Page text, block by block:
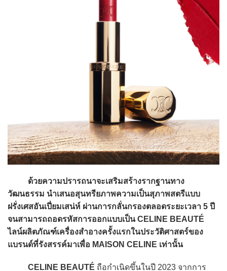
ด้วยความปรารถนาจะเสริมสร้างรากฐานทาง
วัฒนธรรม นำเสนอสุนทรียภาพความเป็นสุภาพสตรีแบบ
ฝรั่งเศสอันเปี่ยมเสน่ห์ ผ่านการกลั่นกรองตลอดระยะเวลา 5 ปี
จนสามารถถอดรหัสการออกแบบเป็น CELINE BEAUTÉ
ไลน์ผลิตภัณฑ์เครื่องสำอางครั้งแรกในประวัติศาสตร์ของ
แบรนด์ที่รังสรรค์มาเพื่อ MAISON CELINE เท่านั้น
CELINE BEAUTÉ ถือกำเนิดขึ้นในปี 2023 จากการ